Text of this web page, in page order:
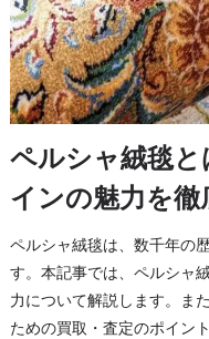
ペルシャ絨毯
インの魅力を徹
ペルシャ絨毯は、数千年の
す。本記事では、ペルシャ
力について解説します。ま
ための買取・査定のポイン